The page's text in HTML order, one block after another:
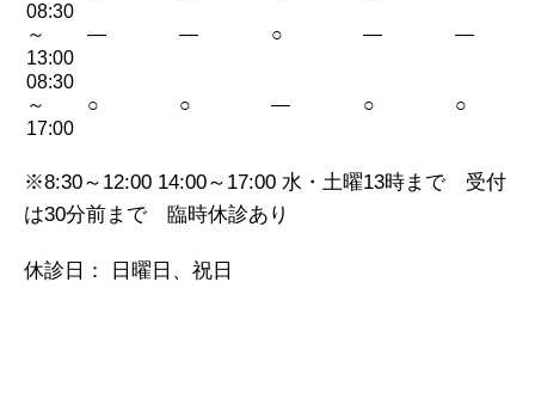
08:30
～
13:00
— — ○ — —
08:30
～
17:00
○ ○ — ○ ○
※8:30～12:00 14:00～17:00 水・土曜13時まで 受付
は30分前まで 臨時休診あり
休診日： 日曜日、祝日